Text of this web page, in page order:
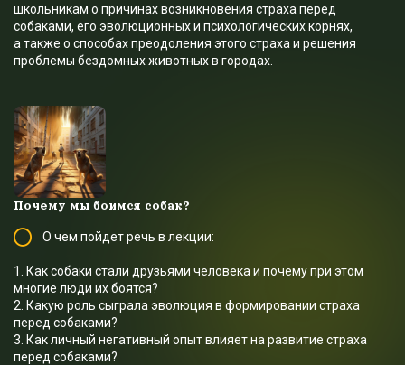
школьникам о причинах возникновения страха перед
собаками, его эволюционных и психологических корнях,
а также о способах преодоления этого страха и решения
проблемы бездомных животных в городах.
Почему мы боимся собак?
О чем пойдет речь в лекции:
1. Как собаки стали друзьями человека и почему при этом
многие люди их боятся?
2. Какую роль сыграла эволюция в формировании страха
перед собаками?
3. Как личный негативный опыт влияет на развитие страха
перед собаками?